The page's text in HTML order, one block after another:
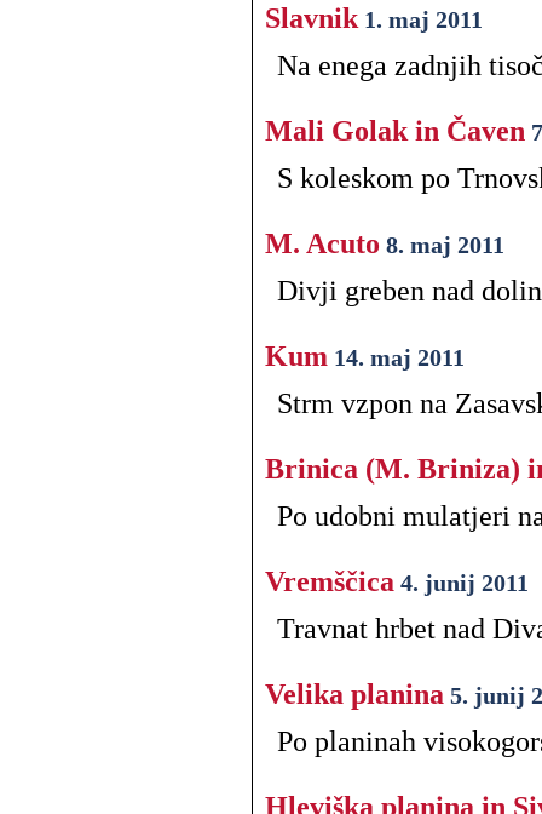
Slavnik 1. maj 2011
Na enega zadnjih
Mali Golak in Čaven
S koleskom po
M. Acuto 8. maj 2011
Divji greben nad
Kum 14. maj 2011
Strm vzpon na
Brinica (M. Briniza)
Po udobni mulatjeri
Vremščica 4. junij 2011
Travnat hrbet nad
Velika planina 5. junij
Po planinah
Hleviška planina in